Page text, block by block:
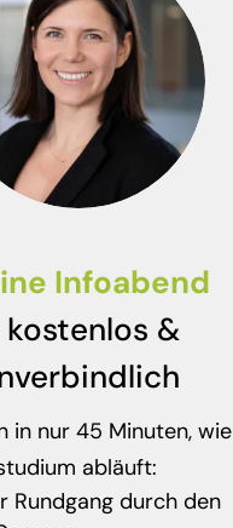
Infoabend
&
in nur 45 Minuten, wie
abläuft:
Rundgang durch den